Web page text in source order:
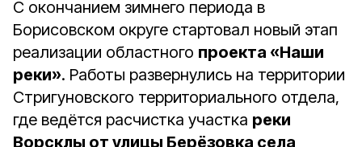
С окончанием зимнего периода в
Борисовском округе стартовал новый этап
реализации областного проекта «Наши
реки». Работы развернулись на территории
Стригуновского территориального отдела,
где ведётся расчистка участка реки
Ворсклы от улицы Берёзовка села